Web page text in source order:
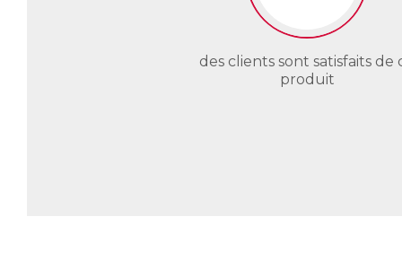
des clients sont satisfaits de
produit